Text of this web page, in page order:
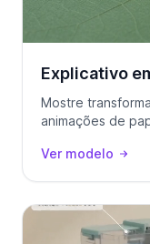
Explicativo
Mostre
animações de
Ver modelo